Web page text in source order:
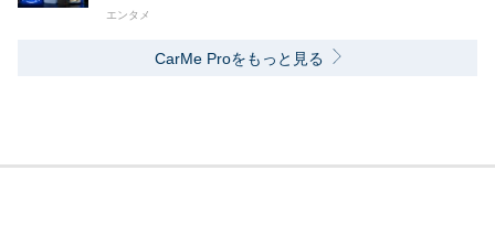
エンタメ
CarMe Proをもっと見る